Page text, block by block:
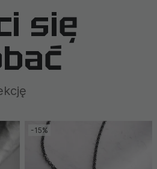
się
-15%